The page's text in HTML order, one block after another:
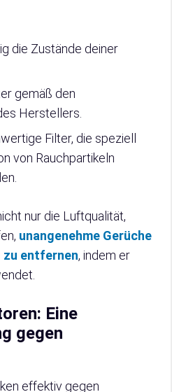
die Zustände deiner
gemäß den
Herstellers.
Filter, die speziell
von Rauchpartikeln
nur die Luftqualität,
unangenehme Gerüche
zu entfernen, indem er
Eine
gegen
effektiv gegen